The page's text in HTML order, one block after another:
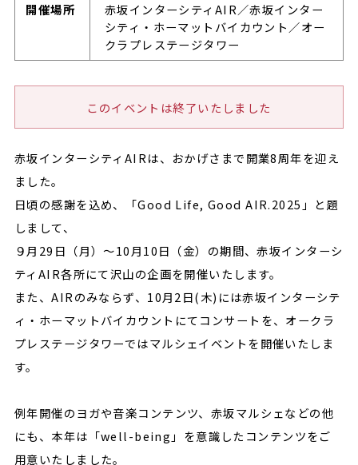
開催場所
赤坂インターシティAIR／赤坂インター
シティ・ホーマットバイカウント／オー
クラプレステージタワー
このイベントは終了いたしました
赤坂インターシティAIRは、おかげさまで開業8周年を迎え
ました。
日頃の感謝を込め、「Good Life, Good AIR.2025」と題
しまして、
９月29日（月）～10月10日（金）の期間、赤坂インターシ
ティAIR各所にて沢山の企画を開催いたします。
また、AIRのみならず、10月2日(木)には赤坂インターシテ
ィ・ホーマットバイカウントにてコンサートを、オークラ
プレステージタワーではマルシェイベントを開催いたしま
す。
例年開催のヨガや音楽コンテンツ、赤坂マルシェなどの他
にも、本年は「well-being」を意識したコンテンツをご
用意いたしました。